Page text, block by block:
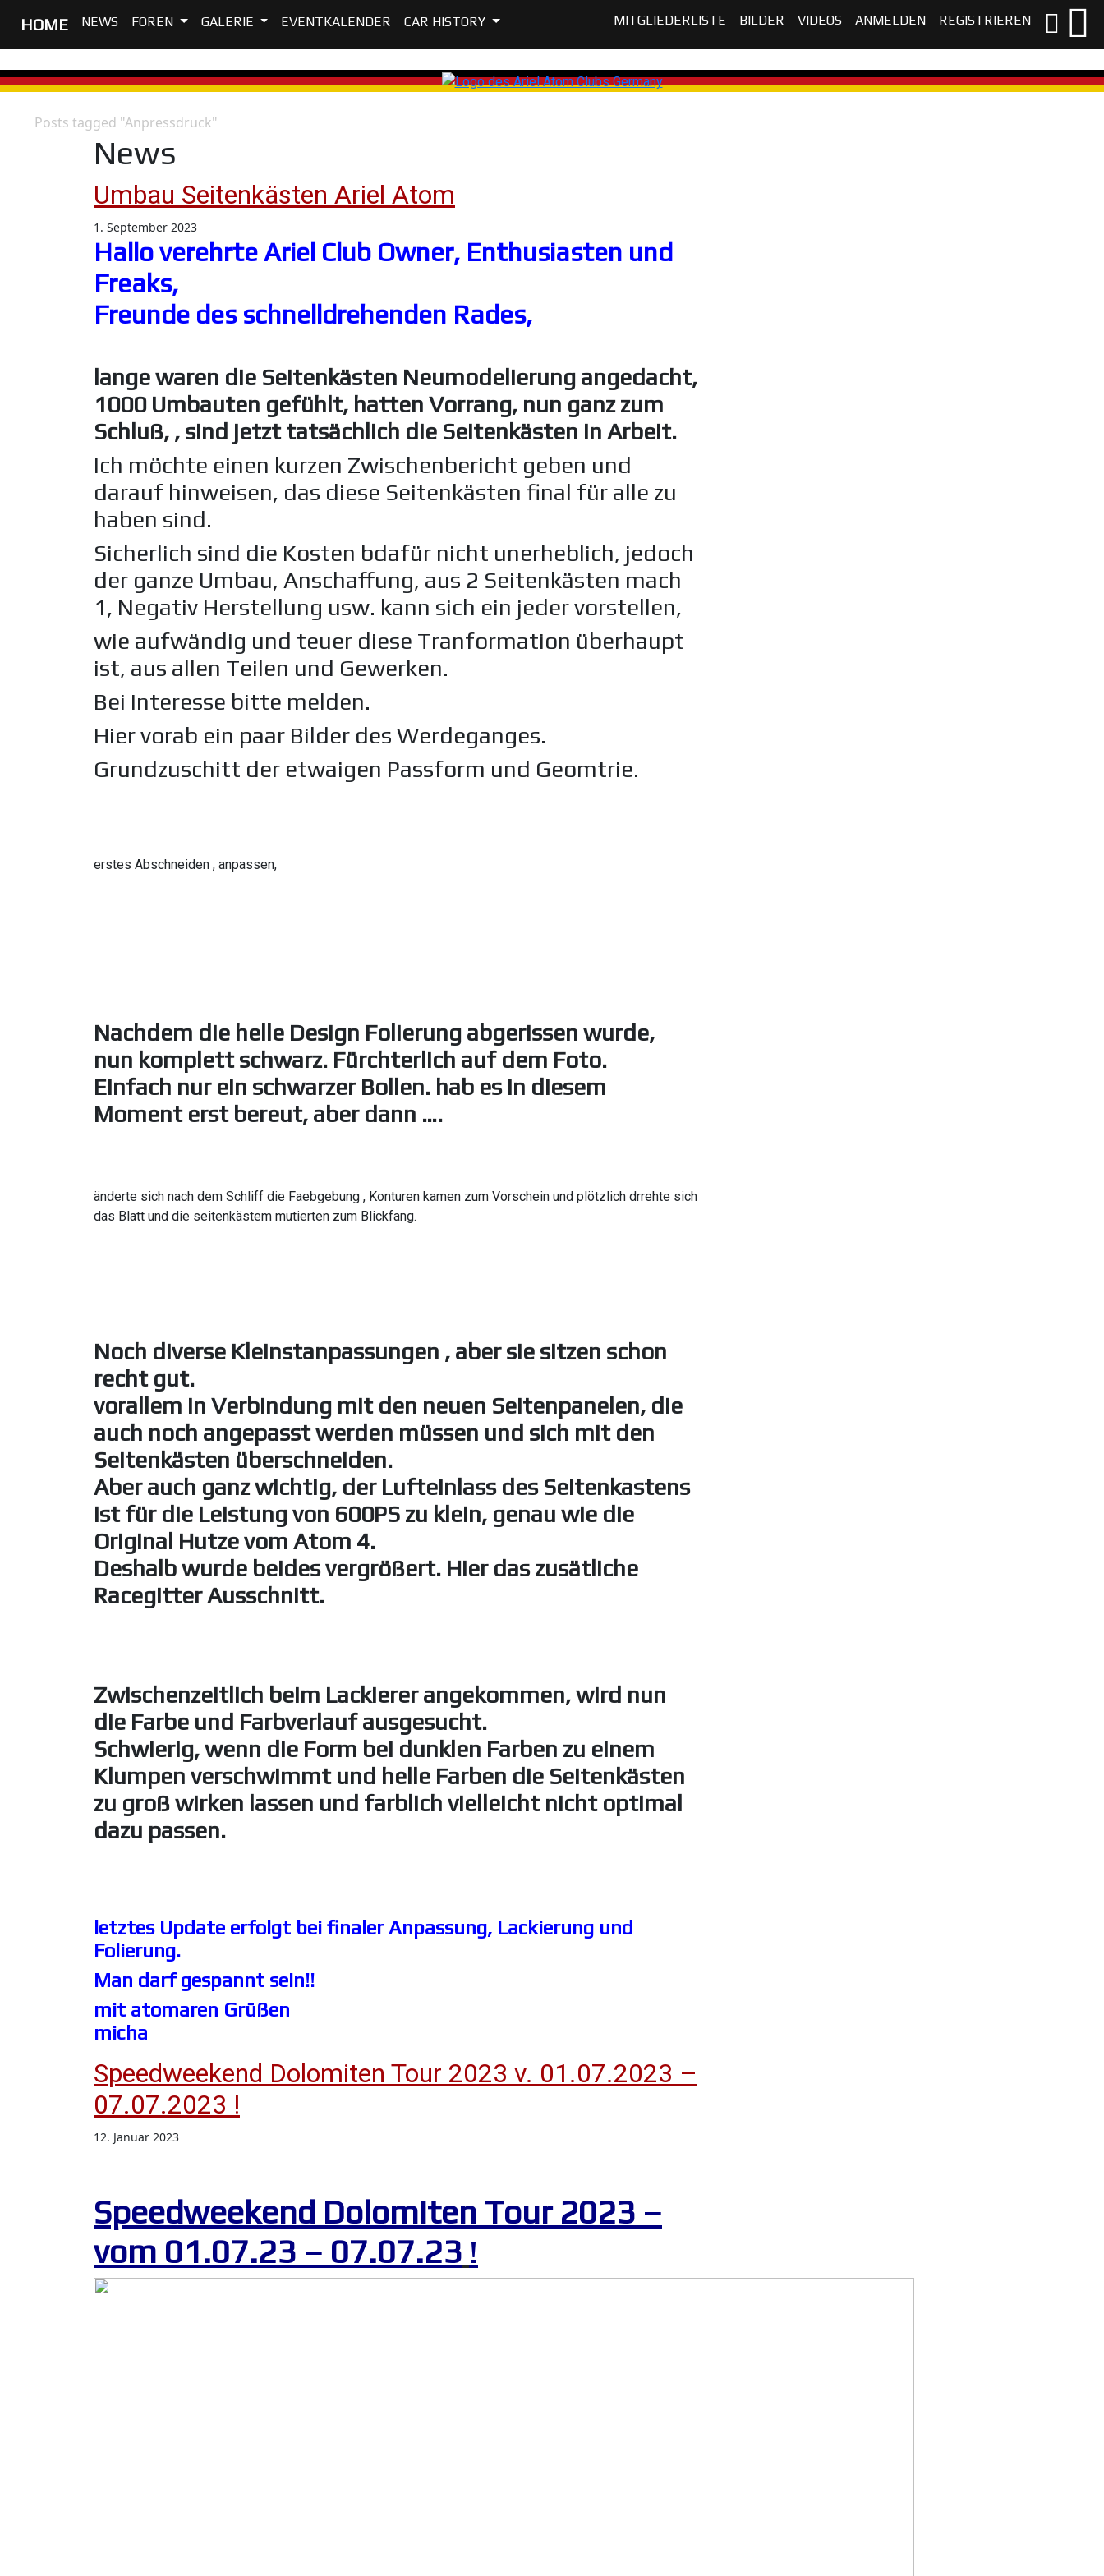
HOME NEWS FOREN GALERIE EVENTKALENDER CAR HISTORY MITGLIEDERLISTE BILDER VIDEOS ANMELDEN REGISTRIEREN
Posts tagged "Anpressdruck"
News
Umbau Seitenkästen Ariel Atom
1. September 2023
Hallo verehrte Ariel Club Owner, Enthusiasten und
Freaks,
Freunde des schnelldrehenden Rades,
lange waren die Seitenkästen Neumodelierung angedacht,
1000 Umbauten gefühlt, hatten Vorrang, nun ganz zum
Schluß, , sind jetzt tatsächlich die Seitenkästen in Arbeit.
Ich möchte einen kurzen Zwischenbericht geben und
darauf hinweisen, das diese Seitenkästen final für alle zu
haben sind.
Sicherlich sind die Kosten bdafür nicht unerheblich, jedoch
der ganze Umbau, Anschaffung, aus 2 Seitenkästen mach
1, Negativ Herstellung usw. kann sich ein jeder vorstellen,
wie aufwändig und teuer diese Tranformation überhaupt
ist, aus allen Teilen und Gewerken.
Bei Interesse bitte melden.
Hier vorab ein paar Bilder des Werdeganges.
Grundzuschitt der etwaigen Passform und Geomtrie.
erstes Abschneiden , anpassen,
Nachdem die helle Design Folierung abgerissen wurde,
nun komplett schwarz. Fürchterlich auf dem Foto.
Einfach nur ein schwarzer Bollen. hab es in diesem
Moment erst bereut, aber dann ….
änderte sich nach dem Schliff die Faebgebung , Konturen kamen zum Vorschein und plötzlich drrehte sich
das Blatt und die seitenkästem mutierten zum Blickfang.
Noch diverse Kleinstanpassungen , aber sie sitzen schon
recht gut.
vorallem in Verbindung mit den neuen Seitenpanelen, die
auch noch angepasst werden müssen und sich mit den
Seitenkästen überschneiden.
Aber auch ganz wichtig, der Lufteinlass des Seitenkastens
ist für die Leistung von 600PS zu klein, genau wie die
Original Hutze vom Atom 4.
Deshalb wurde beides vergrößert. Hier das zusätliche
Racegitter Ausschnitt.
Zwischenzeitlich beim Lackierer angekommen, wird nun
die Farbe und Farbverlauf ausgesucht.
Schwierig, wenn die Form bei dunklen Farben zu einem
Klumpen verschwimmt und helle Farben die Seitenkästen
zu groß wirken lassen und farblich vielleicht nicht optimal
dazu passen.
letztes Update erfolgt bei finaler Anpassung, Lackierung und
Folierung.
Man darf gespannt sein!!
mit atomaren Grüßen
micha
Speedweekend Dolomiten Tour 2023 v. 01.07.2023 –
07.07.2023 !
12. Januar 2023
Speedweekend Dolomiten Tour 2023 –
vom 01.07.23 – 07.07.23 !